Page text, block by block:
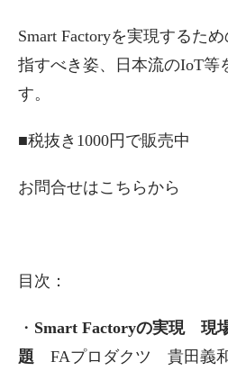
Smart Factoryを実現するた
指すべき姿、日本流のIoT等
す。
■税抜き1000円で販売中
お問合せはこちらから
目次：
・ Smart Factoryの実現 現
題 FAプロダクツ 貴田義